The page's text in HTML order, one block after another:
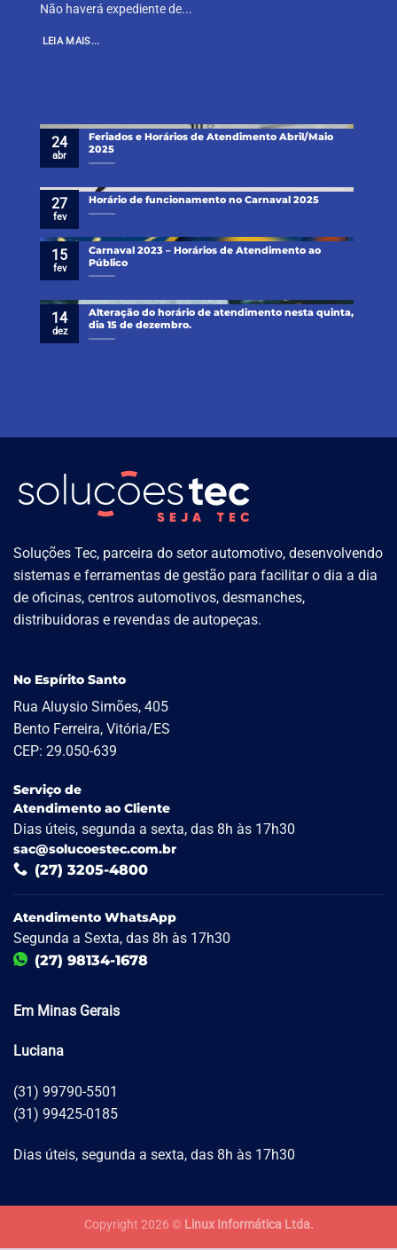
Não haverá expediente de...
LEIA MAIS...
Feriados e Horários de Atendimento Abril/Maio
2025
24
abr
Horário de funcionamento no Carnaval 2025
27
fev
Carnaval 2023 – Horários de Atendimento ao
Público
15
fev
Alteração do horário de atendimento nesta quinta,
dia 15 de dezembro.
14
dez
Soluções Tec, parceira do setor automotivo, desenvolvendo
sistemas e ferramentas de gestão para facilitar o dia a dia
de oficinas, centros automotivos, desmanches,
distribuidoras e revendas de autopeças.
No Espírito Santo
Rua Aluysio Simões, 405
Bento Ferreira, Vitória/ES
CEP: 29.050-639
Serviço de
Atendimento ao Cliente
Dias úteis, segunda a sexta, das 8h às 17h30
sac@solucoestec.com.br
(27) 3205-4800
Atendimento WhatsApp
Segunda a Sexta, das 8h às 17h30
(27) 98134-1678
Em Minas Gerais
Luciana
(31) 99790-5501
(31) 99425-0185
Dias úteis, segunda a sexta, das 8h às 17h30
Copyright 2026 © Linux Informática Ltda.